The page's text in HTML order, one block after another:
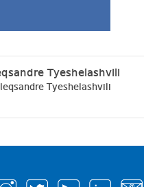
Tyeshelashvili
Tyeshelashvili